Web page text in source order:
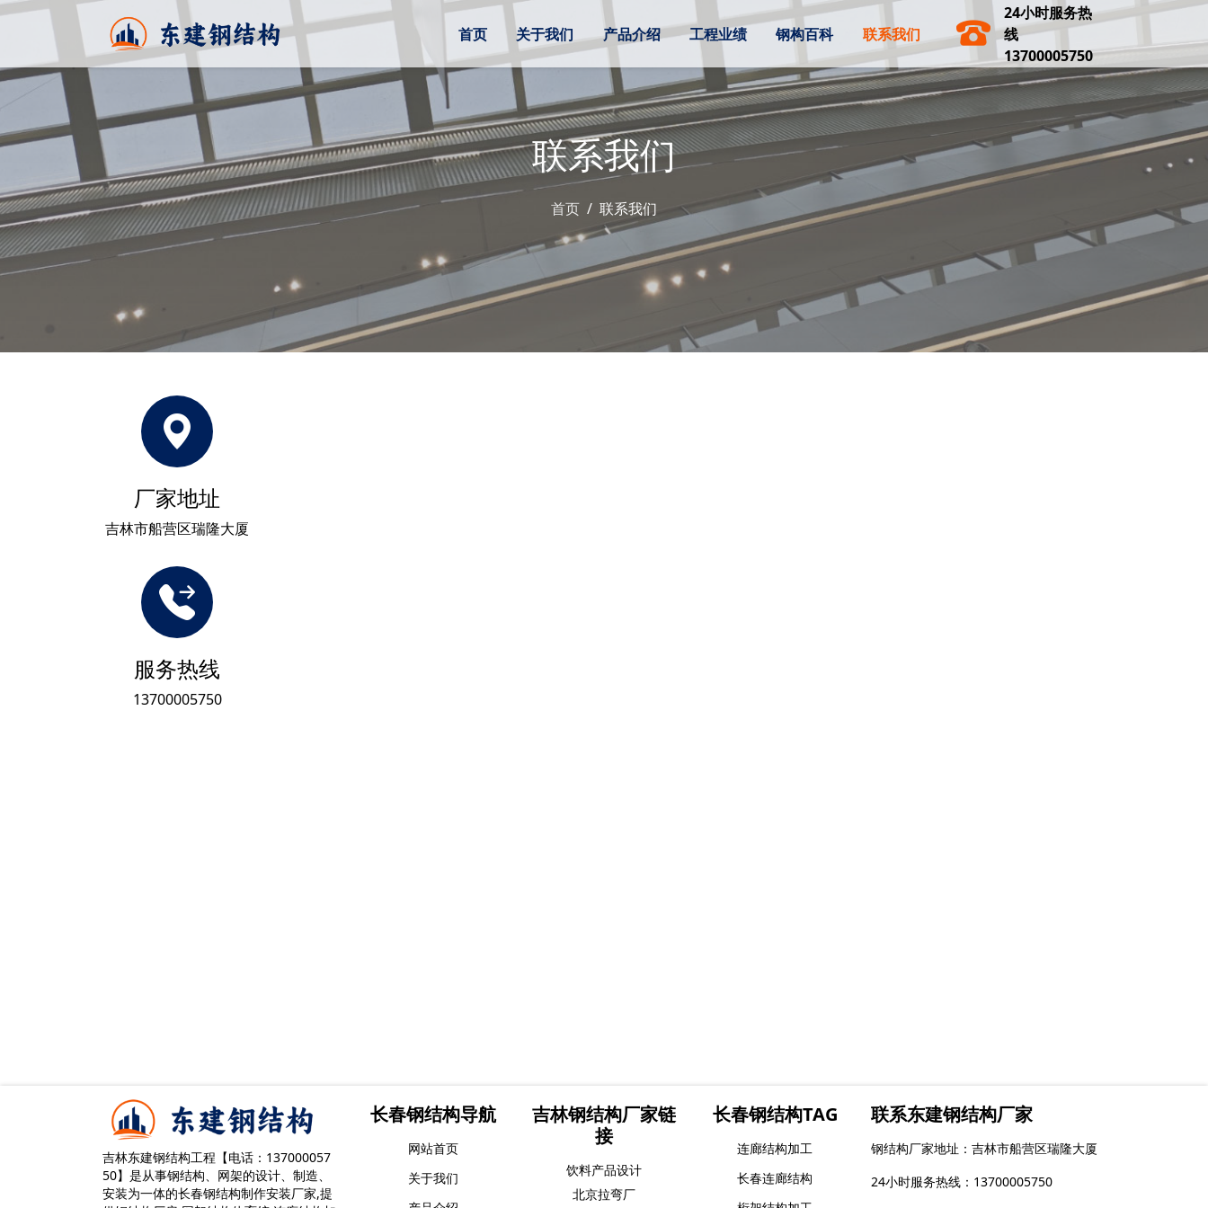
首页 关于我们 产品介绍 工程业绩 钢构百科 联系我们
24小时服务热
线
13700005750
联系我们
首页 联系我们
厂家地址
吉林市船营区瑞隆大厦
服务热线
13700005750
吉林东建钢结构工程【电话：137000057
50】是从事钢结构、网架的设计、制造、
安装为一体的长春钢结构制作安装厂家,提
长春钢结构导航
网站首页
关于我们
吉林钢结构厂家链
接
饮料产品设计
北京拉弯厂
长春钢结构TAG
连廊结构加工
长春连廊结构
联系东建钢结构厂家
钢结构厂家地址：吉林市船营区瑞隆大厦
24小时服务热线：13700005750